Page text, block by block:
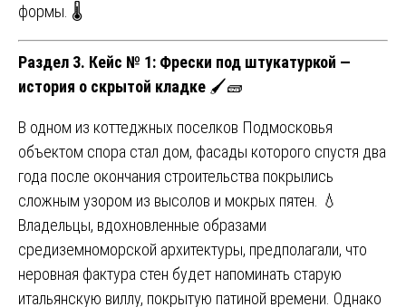
формы. 🌡️
Раздел 3. Кейс № 1: Фрески под штукатуркой —
история о скрытой кладке 🖌️🧱
В одном из коттеджных поселков Подмосковья
объектом спора стал дом, фасады которого спустя два
года после окончания строительства покрылись
сложным узором из высолов и мокрых пятен. 💧
Владельцы, вдохновленные образами
средиземноморской архитектуры, предполагали, что
неровная фактура стен будет напоминать старую
итальянскую виллу, покрытую патиной времени. Однако